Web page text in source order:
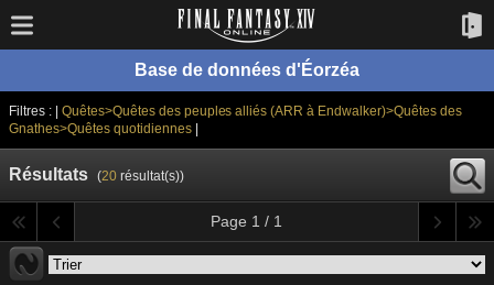
Base de données d'Éorzéa
Filtres : | Quêtes>Quêtes des peuples alliés (ARR à Endwalker)>Quêtes des
Gnathes>Quêtes quotidiennes|
Résultats (20résultat(s))
Page 1 / 1